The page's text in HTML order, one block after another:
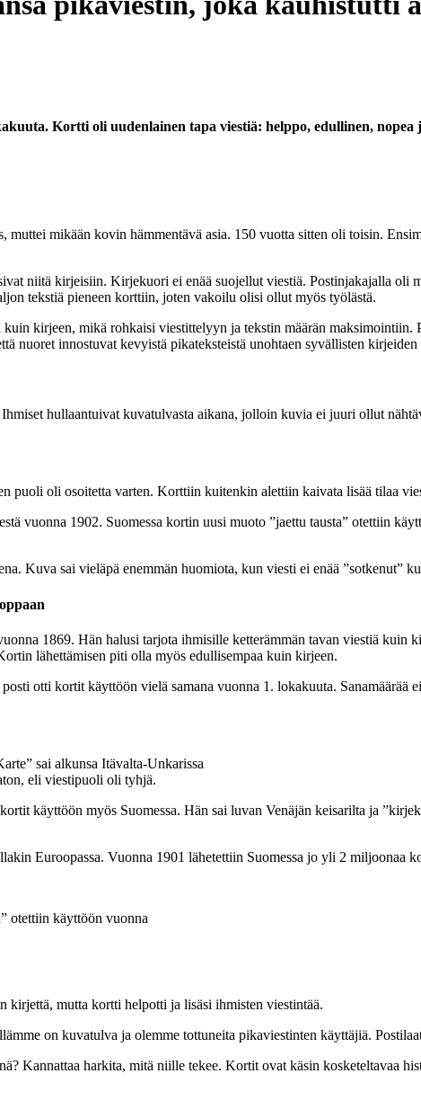
Kortti oli uudenlainen tapa viestiä: helppo, edullinen,
mikään kovin hämmentävä asia. 150 vuotta sitten oli toisin.
niitä kirjeisiin. Kirjekuori ei enää suojellut viestiä. Postinjakajalla oli
tekstiä pieneen korttiin, joten vakoilu olisi ollut myös työlästä.
kirjeen, mikä rohkaisi viestittelyyn ja tekstin määrän
nuoret innostuvat kevyistä pikateksteistä unohtaen syvällisten
hullaantuivat kuvatulvasta aikana, jolloin kuvia ei juuri ollut
puoli oli osoitetta varten. Korttiin kuitenkin alettiin kaivata lisää tilaa
vuonna 1902. Suomessa kortin uusi muoto ”jaettu tausta” otettiin
Kuva sai vieläpä enemmän huomiota, kun viesti ei enää ”sotkenut”
1869. Hän halusi tarjota ihmisille ketterämmän tavan viestiä kuin
lähettämisen piti olla myös edullisempaa kuin kirjeen.
otti kortit käyttöön vielä samana vuonna 1. lokakuuta. Sanamäärää
sai alkunsa Itävalta-Unkarissa
eli viestipuoli oli tyhjä.
käyttöön myös Suomessa. Hän sai luvan Venäjän keisarilta ja
Euroopassa. Vuonna 1901 lähetettiin Suomessa jo yli 2 miljoonaa
otettiin käyttöön vuonna
kirjettä, mutta kortti helpotti ja lisäsi ihmisten viestintää.
on kuvatulva ja olemme tottuneita pikaviestinten käyttäjiä.
Kannattaa harkita, mitä niille tekee. Kortit ovat käsin kosketeltavaa